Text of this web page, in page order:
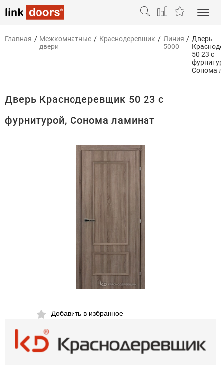
Главная / Межкомнатные
двери
/ Краснодеревщик / Линия
5000
/ Дверь
50 23 с
Сонома
Дверь Краснодеревщик 50 23 с
фурнитурой, Сонома ламинат
Добавить в избранное